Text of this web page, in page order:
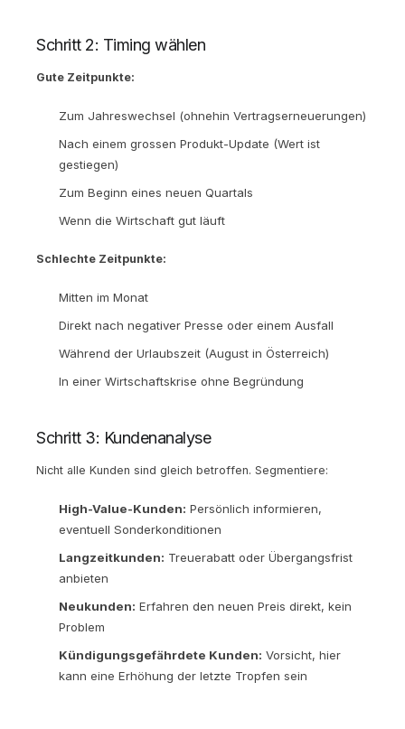
Schritt 2: Timing wählen
Gute Zeitpunkte:
Zum Jahreswechsel (ohnehin Vertragserneuerungen)
Nach einem grossen Produkt-Update (Wert ist
gestiegen)
Zum Beginn eines neuen Quartals
Wenn die Wirtschaft gut läuft
Schlechte Zeitpunkte:
Mitten im Monat
Direkt nach negativer Presse oder einem Ausfall
Während der Urlaubszeit (August in Österreich)
In einer Wirtschaftskrise ohne Begründung
Schritt 3: Kundenanalyse
Nicht alle Kunden sind gleich betroffen. Segmentiere:
High-Value-Kunden: Persönlich informieren,
eventuell Sonderkonditionen
Langzeitkunden: Treuerabatt oder Übergangsfrist
anbieten
Neukunden: Erfahren den neuen Preis direkt, kein
Problem
Kündigungsgefährdete Kunden: Vorsicht, hier
kann eine Erhöhung der letzte Tropfen sein